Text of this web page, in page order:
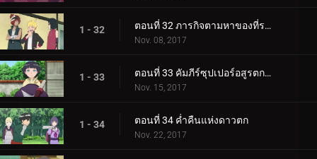
1 - 32 ตอนที่ 32 ภารกิจตามหาของที่ระลึก
Nov. 08, 2017
1 - 33 ตอนที่ 33 คัมภีร์ซุปเปอร์อสูรตกต่ำ!
Nov. 15, 2017
1 - 34 ตอนที่ 34 ค่ำคืนแห่งดาวตก
Nov. 22, 2017